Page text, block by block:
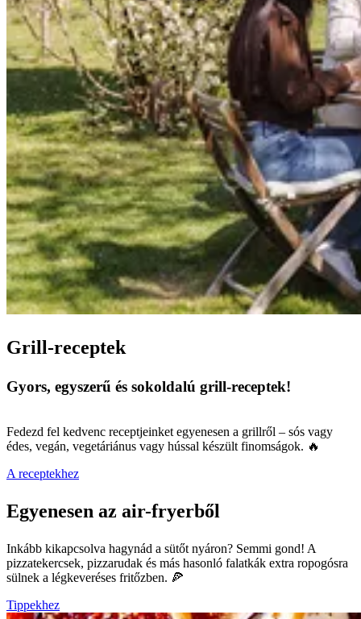
Grill-receptek
Gyors, egyszerű és sokoldalú grill-receptek!
Fedezd fel kedvenc receptjeinket egyenesen a grillről – sós vagy
édes, vegán, vegetáriánus vagy hússal készült finomságok. 🔥
A receptekhez
Egyenesen az air-fryerből
Inkább kikapcsolva hagynád a sütőt nyáron? Semmi gond! A
pizzatekercsek, pizzarudak és más hasonló falatkák extra ropogósra
sülnek a légkeveréses fritőzben. 🍕
Tippekhez